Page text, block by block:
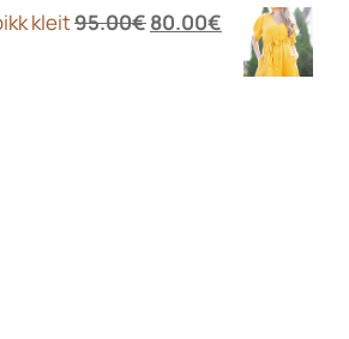
kleit95.00€Algne
80.00€ Praegune
hind
on: